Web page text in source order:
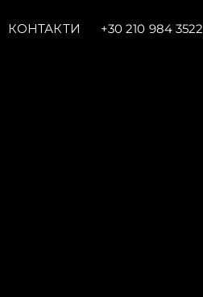
КОНТАКТИ +30 210 984 3522